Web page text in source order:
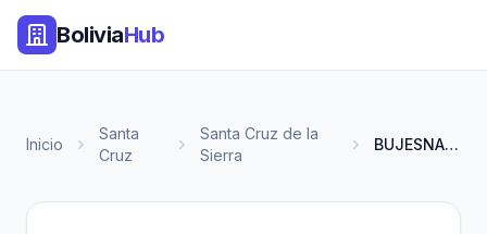
BoliviaHub
Inicio
Santa
Cruz
Santa Cruz de la
Sierra
BUJESNANCY